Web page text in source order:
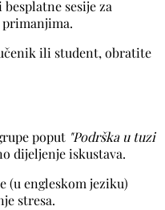
sesije za
ili student, obratite
poput "Podrška u tuzi
dijeljenje iskustava.
(u engleskom jeziku)
stresa.